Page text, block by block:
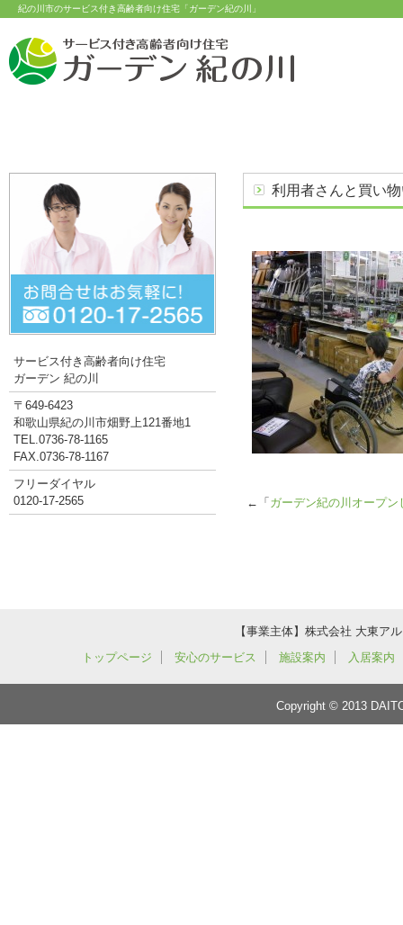
紀の川市のサービス付き高齢者向け住宅「ガーデン紀の川」
利用者さんと買い
←「 ガーデン紀の川オープ
サービス付き高齢者向け住宅
ガーデン 紀の川
〒649-6423
和歌山県紀の川市畑野上121番地1
TEL.0736-78-1165
FAX.0736-78-1167
フリーダイヤル
0120-17-2565
【事業主体】株式会社 大東ア
トップページ
安心のサービス 施設案内 入居案内
Copyright © 2013